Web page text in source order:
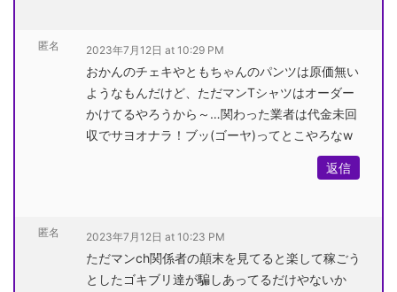
匿名 2023年7月12日 at 10:29 PM
おかんのチェキやともちゃんのパンツは原価無い
ようなもんだけど、ただマンTシャツはオーダー
かけてるやろうから～…関わった業者は代金未回
収でサヨオナラ！ブッ(ゴーヤ)ってとこやろなw
返信
匿名 2023年7月12日 at 10:23 PM
ただマンch関係者の顛末を見てると楽して稼ごう
としたゴキブリ達が騙しあってるだけやないか